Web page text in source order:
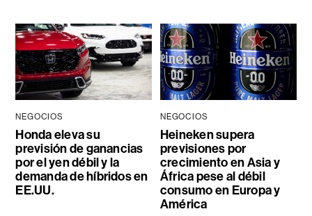
NEGOCIOS
Honda eleva su
previsión de ganancias
por el yen débil y la
demanda de híbridos en
EE.UU.
NEGOCIOS
Heineken supera
previsiones por
crecimiento en Asia y
África pese al débil
consumo en Europa y
América